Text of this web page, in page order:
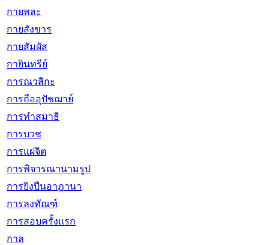
กายพละ
กายสังขาร
กายสัมผัส
กายินทรีย์
การณวสิกะ
การถืออุปัชฌาย์
การทำสมาธิ
การบวช
การแผ่จิต
การพิจารณานามรูป
การยิงปืนอาฏานา
การลงทัณฑ์
การสอบครั้งแรก
กาล